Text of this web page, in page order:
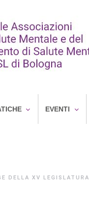
EVENTI
DELLA XV LEGISLATURA